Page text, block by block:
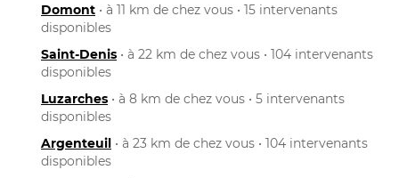
Domont • à 11 km de chez vous • 15 intervenants
disponibles
Saint-Denis • à 22 km de chez vous • 104 intervenants
disponibles
Luzarches • à 8 km de chez vous • 5 intervenants
disponibles
Argenteuil • à 23 km de chez vous • 104 intervenants
disponibles